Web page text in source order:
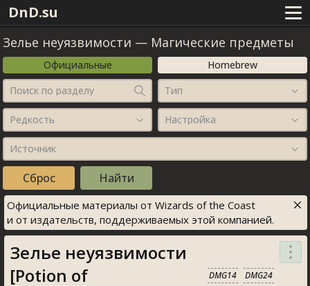
DnD.su
Зелье неуязвимости — Магические предметы
Официальные
Homebrew
Поиск по разделу
Тип
Редкость Настройка
Источник
Официальные материалы от Wizards of the Coast
и от издательств, поддерживаемых этой компанией.
Зелье неуязвимости
[Potion of
DMG14 DMG24